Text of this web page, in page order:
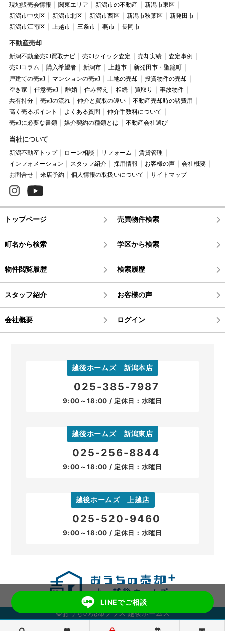
現地販売会情報
関東エリア 新潟市の不動産
新潟市東区
新潟市中央区
新潟市北区 新潟市西区 新潟市秋葉区
新発田市
新潟市江南区
上越市 三条市 燕市 長岡市
不動産売却
新潟不動産売却買取ナビ 売却クイック査定 売却実績
査定事例
売却コラム
購入希望者 新潟市 上越市
新発田市・聖籠町
戸建ての売却
マンションの売却 土地の売却
投資物件の売却
空き家
任意売却 離婚 住み替え 相続 買取り
事故物件
共有持分
売却の流れ 仲介と買取の違い
不動産売却時の諸費用
高く売るポイント
よくある質問
仲介手数料について
売却に必要な書類
媒介契約の種類とは 不動産会社選び
当社について
新潟不動産トップ ローン相談 リフォーム
賃貸管理
インフォメーション
スタッフ紹介 採用情報 お客様の声
会社概要
お問合せ
来店予約 個人情報の取扱いについて サイトマップ
トップページ 売買物件検索
町名から検索 学区から検索
物件閲覧履歴 検索履歴
スタッフ紹介 お客様の声
会社概要 ログイン
越後ホームズ 新潟本店
025-385-7987
9:00～18:00 / 定休日：水曜日
越後ホームズ 新潟東店
025-256-8844
9:00～18:00 / 定休日：水曜日
越後ホームズ 上越店
025-520-9460
9:00～18:00 / 定休日：水曜日
©おうちの売却プラス 越後ホームズ
LINEでご相談